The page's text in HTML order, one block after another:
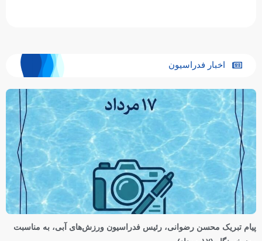
اخبار فدراسیون
پیام تبریک محسن رضوانی، رئیس فدراسیون ورزش‌های آبی، به مناسبت